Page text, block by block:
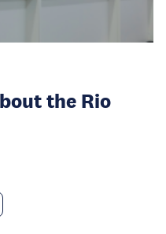
the Rio